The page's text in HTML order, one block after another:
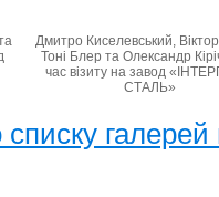
Дмитро Киселевський,
Тоні Блер та Олександр
час візиту на завод
СТАЛЬ»
галерей